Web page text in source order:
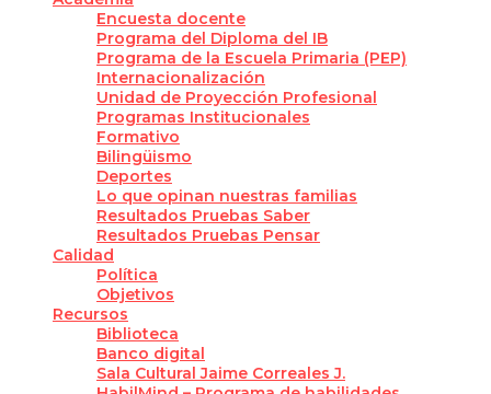
Encuesta docente
Programa del Diploma del IB
Programa de la Escuela Primaria (PEP)
Internacionalización
Unidad de Proyección Profesional
Programas Institucionales
Formativo
Bilingüismo
Deportes
Lo que opinan nuestras familias
Resultados Pruebas Saber
Resultados Pruebas Pensar
Calidad
Política
Objetivos
Recursos
Biblioteca
Banco digital
Sala Cultural Jaime Correales J.